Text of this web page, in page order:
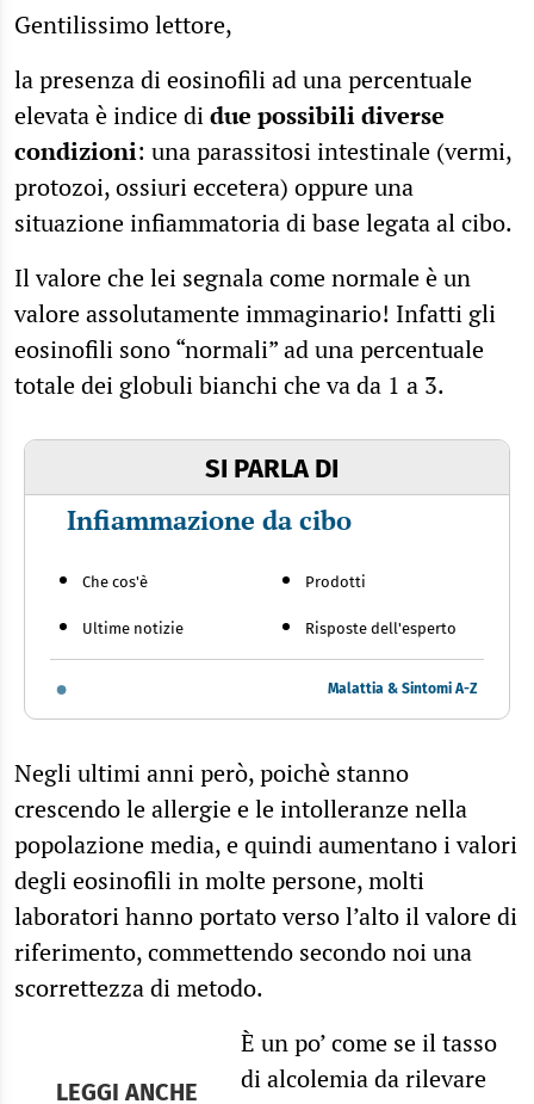
Gentilissimo lettore,
la presenza di eosinofili ad una percentuale
elevata è indice didue possibili diverse
condizioni: una parassitosi intestinale (vermi,
protozoi, ossiuri eccetera) oppure una
situazione infiammatoria di base legata al cibo.
Il valore che lei segnala come normale è un
valore assolutamente immaginario! Infatti gli
eosinofili sono “normali” ad una percentuale
totale dei globuli bianchi che va da 1 a 3.
SI PARLA DI
Infiammazione da cibo
Che cos'è
Ultime notizie
Prodotti
Risposte dell'esperto
Malattia & Sintomi A-Z
Negli ultimi anni però, poichè stanno
crescendo le allergie e le intolleranze nella
popolazione media, e quindi aumentano i valori
degli eosinofili in molte persone, molti
laboratori hanno portato verso l’alto il valore di
riferimento, commettendo secondo noi una
scorrettezza di metodo.
LEGGI ANCHE
È un po’ come se il tasso
di alcolemia da rilevare